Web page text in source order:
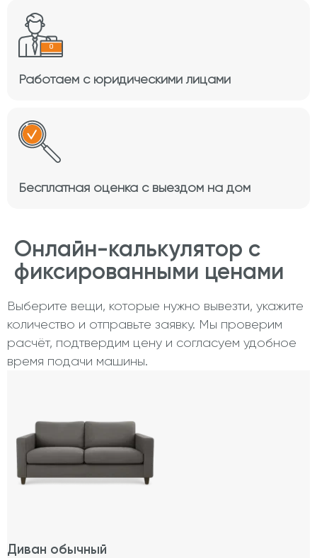
Работаем с юридическими лицами
Бесплатная оценка с выездом на дом
Онлайн-калькулятор с
фиксированными ценами
Выберите вещи, которые нужно вывезти, укажите
количество и отправьте заявку. Мы проверим
расчёт, подтвердим цену и согласуем удобное
время подачи машины.
Диван обычный